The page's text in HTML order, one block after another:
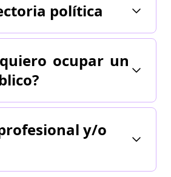
política
ocupar un
y/o